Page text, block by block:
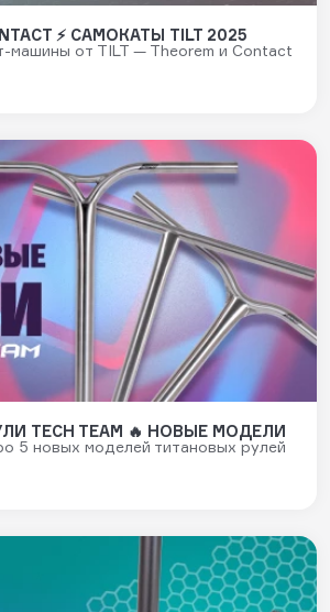
⚡ САМОКАТЫ TILT 2025
машины от TILT — Theorem и Contact
TECH TEAM 🔥 НОВЫЕ МОДЕЛИ
5 новых моделей титановых рулей